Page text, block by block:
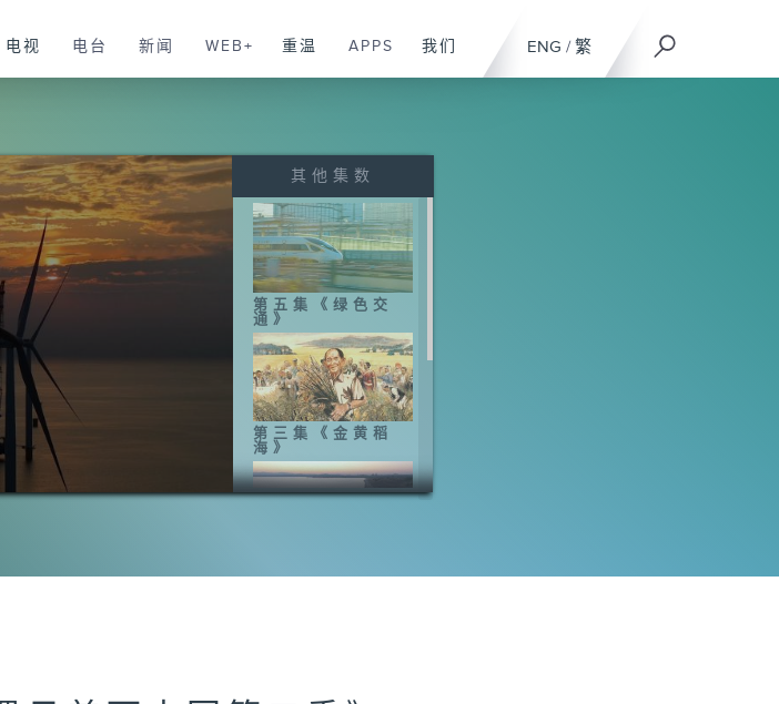
ENG / 繁
电视 电台 新闻 WEB+ 重温 APPS 我们
其他集数
第五集《绿色交
通》
第三集《金黄稻
海》
滩》